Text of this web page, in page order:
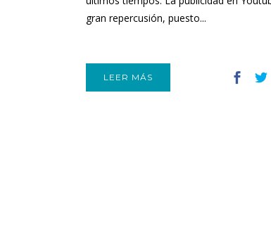
gran repercusión, puesto...
LEER MÁS